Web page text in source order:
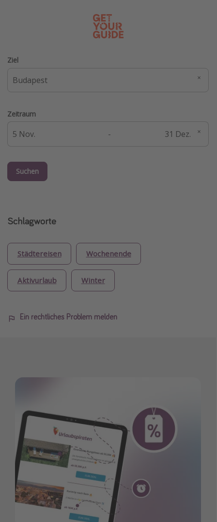
Ziel
Zeitraum
-
Suchen
Schlagworte
Städtereisen Wochenende
Aktivurlaub Winter
Ein rechtliches Problem melden